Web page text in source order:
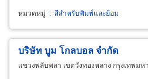
หมวดหมู่ : สีสำหรับพิมพ์และย้อม
บริษัท บูม โกลบอล จำกัด
แขวงพลับพลา เขตวังทองหลาง กรุงเทพมห